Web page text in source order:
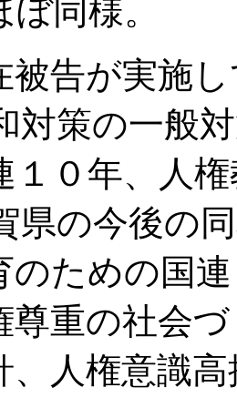
ぼ同様。
告が実施し
策の一般
１０年、人
の今後の
のための国
尊重の社会
、人権意識